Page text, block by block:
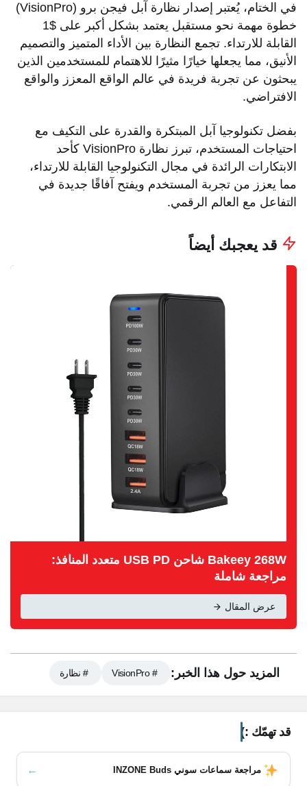
في الختام، يُعتبر إصدار نظارة آبل فيجن برو (VisionPro)
خطوة مهمة نحو مستقبل يعتمد بشكل أكبر على $1
القابلة للارتداء. تجمع النظارة بين الأداء المتميز والتصميم
الأنيق، مما يجعلها خيارًا مثيرًا للاهتمام للمستخدمين الذين
يبحثون عن تجربة فريدة في عالم الواقع المعزز والواقع
الافتراضي.
بفضل تكنولوجيا آبل المبتكرة والقدرة على التكيف مع
احتياجات المستخدم، تبرز نظارة VisionPro كأحد
الابتكارات الرائدة في مجال التكنولوجيا القابلة للارتداء،
مما يعزز من تجربة المستخدم ويفتح آفاقًا جديدة في
التفاعل مع العالم الرقمي.
قد يعجبك أيضاً
Bakeey 268W شاحن USB PD متعدد المنافذ:
مراجعة شاملة
عرض المقال
المزيد حول هذا الخبر: # VisionPro # نظارة
قد تهمّك :)
مراجعة سماعات سوني INZONE Buds ←
نظرة عامة على نظارة آبل فيجن برو VisionPro
ما هي مميزات نظارة آبل فيجن برو VisionPro؟